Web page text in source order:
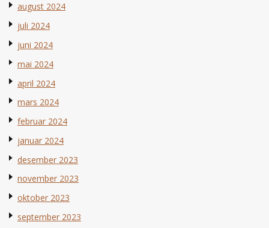
august 2024
juli 2024
juni 2024
mai 2024
april 2024
mars 2024
februar 2024
januar 2024
desember 2023
november 2023
oktober 2023
september 2023